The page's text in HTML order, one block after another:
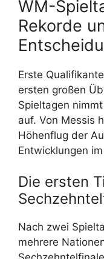
WM-
Rekorde
Erste
ersten großen
Spieltagen
auf. Von Messis
Höhenflug der
Entwicklungen
Die ersten
Nach zwei
mehrere